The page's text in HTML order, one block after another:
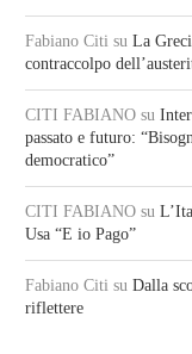
Fabiano Citi su La
contraccolpo
CITI FABIANO su
passato e futuro:
democratico”
CITI FABIANO su
Usa “E io Pago”
Fabiano Citi su Dalla
riflettere